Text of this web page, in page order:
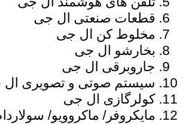
قطعات صنعتی ال جی
مخلوط کن ال جی
بخارشو ال جی
جاروبرقی ال جی
سیستم صوتی و تصویری
کولرگازی ال جی
مایکروفر/ ماکروویو/